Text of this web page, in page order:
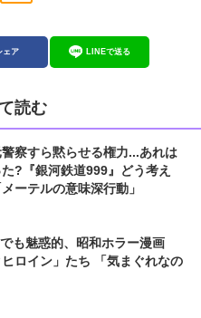
ェア LINEで送る
読む
察すら黙らせる権力...あれは
?『銀河鉄道999』どう考え
ーテルの意味深行動」
も魅惑的、昭和ホラー漫画
ヒロイン」たち 「気まぐれなの